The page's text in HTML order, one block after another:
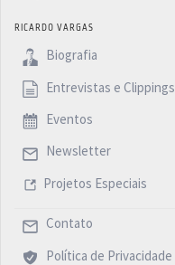
RICARDO VARGAS
Biografia
Entrevistas e Clippings
Eventos
Newsletter
Projetos Especiais
Contato
Política de Privacidade